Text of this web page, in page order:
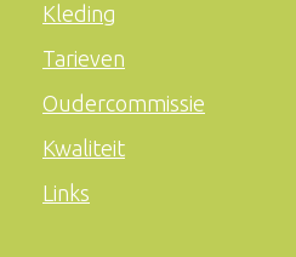
Kleding
Tarieven
Oudercommissie
Kwaliteit
Links